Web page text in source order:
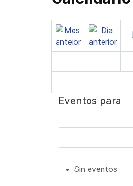
Eventos para
Sin eventos